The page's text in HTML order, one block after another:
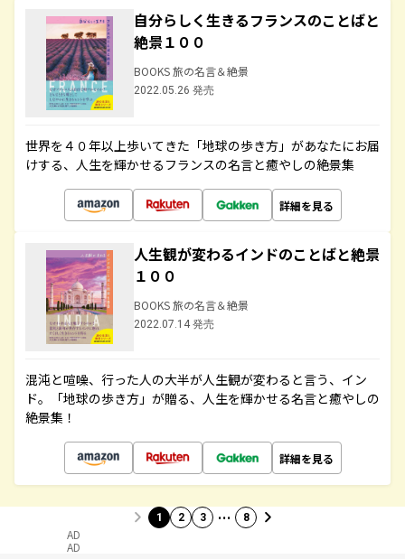
自分らしく生きるフランスのことばと
絶景１００
BOOKS 旅の名言＆絶景
2022.05.26 発売
世界を４０年以上歩いてきた「地球の歩き方」があなたにお届
けする、人生を輝かせるフランスの名言と癒やしの絶景集
詳細を見る
人生観が変わるインドのことばと絶景
１００
BOOKS 旅の名言＆絶景
2022.07.14 発売
混沌と喧噪、行った人の大半が人生観が変わると言う、イン
ド。「地球の歩き方」が贈る、人生を輝かせる名言と癒やしの
絶景集！
詳細を見る
1 2 3 … 8
AD
AD